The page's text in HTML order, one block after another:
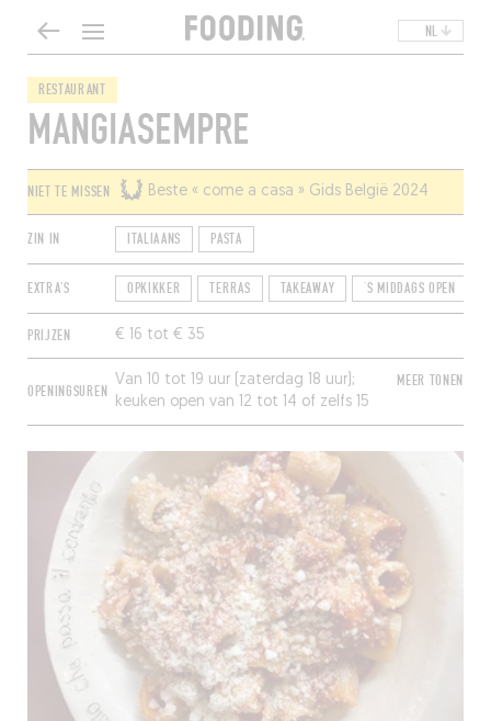
NL
RESTAURANT
MANGIASEMPRE
NIET TE MISSEN Beste « come a casa » Gids België 2024
ZIN IN ITALIAANS PASTA
EXTRA'S OPKIKKER TERRAS TAKEAWAY ‘S MIDDAGS OPEN
PRIJZEN € 16 tot € 35
OPENINGSUREN
Van 10 tot 19 uur (zaterdag 18 uur);
keuken open van 12 tot 14 of zelfs 15
uur. Zondag en maandag gesloten.
MEER TONEN